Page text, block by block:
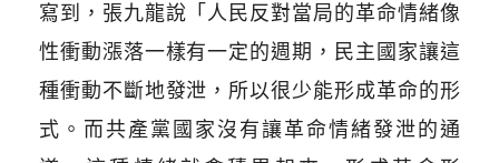
寫到，張九龍說「人民反對當局的革命情緒像
性衝動漲落一樣有一定的週期，民主國家讓這
種衝動不斷地發泄，所以很少能形成革命的形
式。而共產黨國家沒有讓革命情緒發泄的通